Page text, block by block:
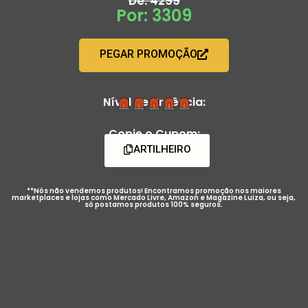
Por: 3309
PEGAR PROMOÇÃO
Nível de Urgência:
Copie o Cupom:
ARTILHEIRO
**Nós não vendemos produtos! Encontramos promoção nos maiores
marketplaces e lojas como Mercado Livre, Amazon e Magazine Luiza, ou seja,
só postamos produtos 100% seguros.